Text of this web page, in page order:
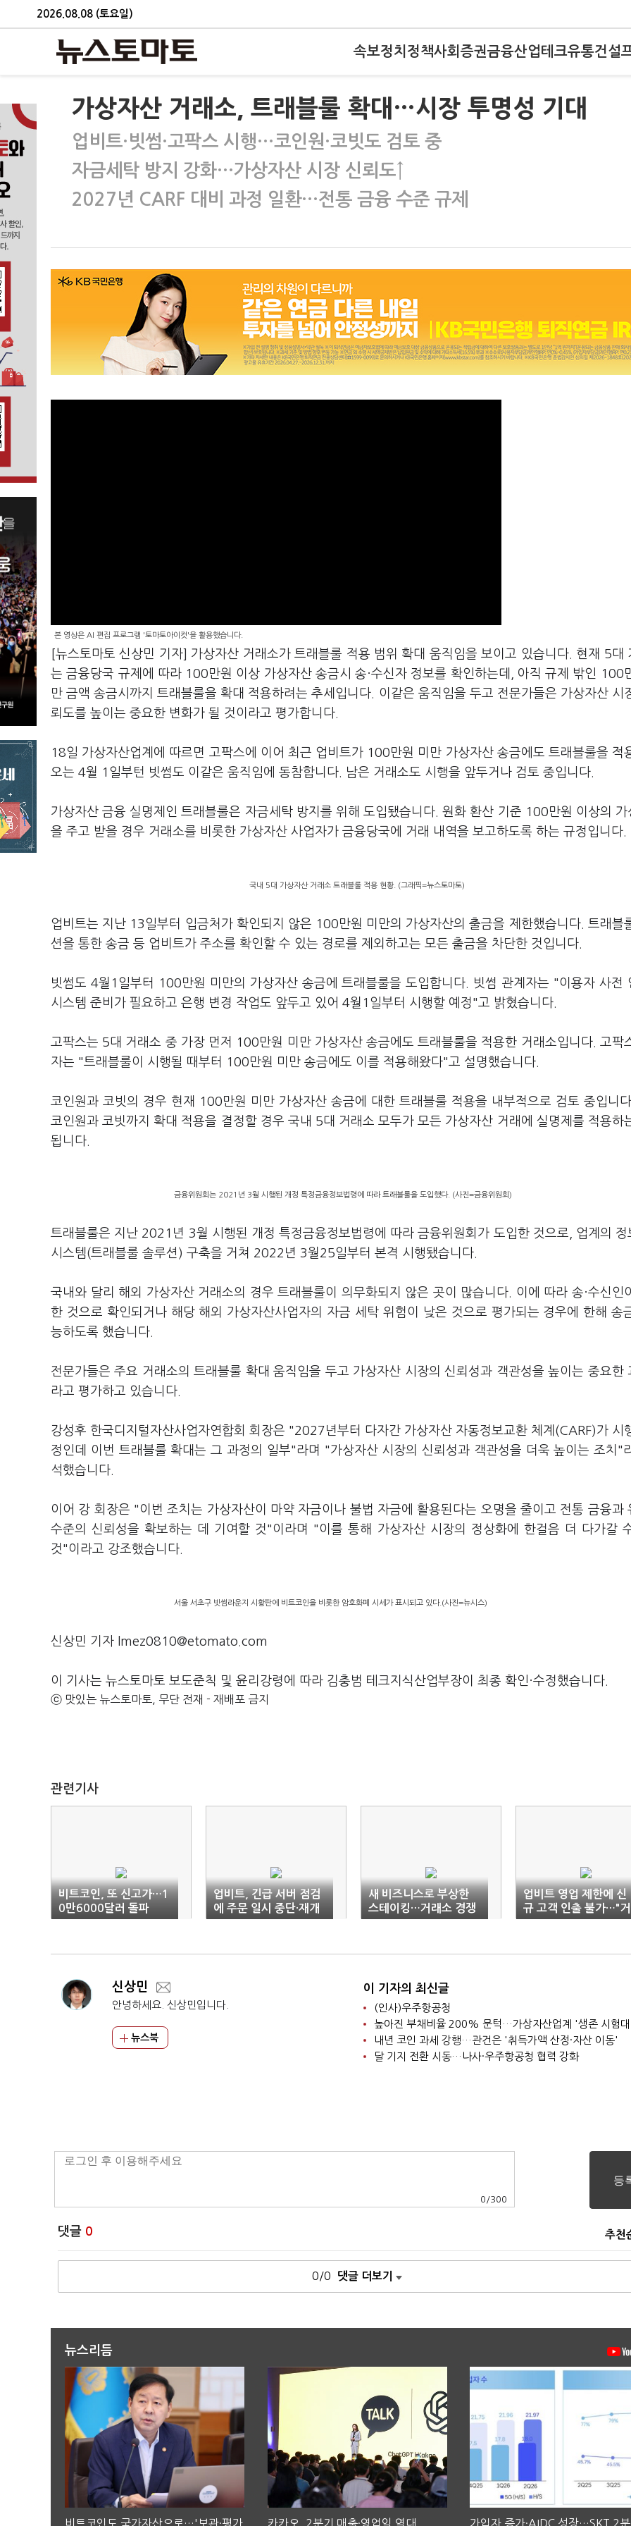
2026.08.08 (토요일)
속보정치 정책사회 증권금융산업테크유통건설
가상자산 거래소, 트래블룰 확대…시장 투명성 기대
업비트·빗썸·고팍스 시행…코인원·코빗도 검토 중
자금세탁 방지 강화…가상자산 시장 신뢰도↑
2027년 CARF 대비 과정 일환…전통 금융 수준 규제
본 영상은 AI 편집 프로그램 '토마토아이컷'을 활용했습니다.
[뉴스토마토 신상민 기자] 가상자산 거래소가 트래블룰 적용 범위 확대 움직임을 보이고 있습니다. 현재 5대
는 금융당국 규제에 따라 100만원 이상 가상자산 송금시 송·수신자 정보를 확인하는데, 아직 규제 밖인 100
만 금액 송금시까지 트래블룰을 확대 적용하려는 추세입니다. 이같은 움직임을 두고 전문가들은 가상자산 시
뢰도를 높이는 중요한 변화가 될 것이라고 평가합니다.
18일 가상자산업계에 따르면 고팍스에 이어 최근 업비트가 100만원 미만 가상자산 송금에도 트래블룰을 적
오는 4월 1일부턴 빗썸도 이같은 움직임에 동참합니다. 남은 거래소도 시행을 앞두거나 검토 중입니다.
가상자산 금융 실명제인 트래블룰은 자금세탁 방지를 위해 도입됐습니다. 원화 환산 기준 100만원 이상의 가
을 주고 받을 경우 거래소를 비롯한 가상자산 사업자가 금융당국에 거래 내역을 보고하도록 하는 규정입니다.
국내 5대 가상자산 거래소 트래블룰 적용 현황. (그래픽=뉴스토마토)
업비트는 지난 13일부터 입금처가 확인되지 않은 100만원 미만의 가상자산의 출금을 제한했습니다. 트래블
션을 통한 송금 등 업비트가 주소를 확인할 수 있는 경로를 제외하고는 모든 출금을 차단한 것입니다.
빗썸도 4월1일부터 100만원 미만의 가상자산 송금에 트래블룰을 도입합니다. 빗썸 관계자는 "이용자 사전
시스템 준비가 필요하고 은행 변경 작업도 앞두고 있어 4월1일부터 시행할 예정"고 밝혔습니다.
고팍스는 5대 거래소 중 가장 먼저 100만원 미만 가상자산 송금에도 트래블룰을 적용한 거래소입니다. 고팍
자는 "트래블룰이 시행될 때부터 100만원 미만 송금에도 이를 적용해왔다"고 설명했습니다.
코인원과 코빗의 경우 현재 100만원 미만 가상자산 송금에 대한 트래블룰 적용을 내부적으로 검토 중입니
코인원과 코빗까지 확대 적용을 결정할 경우 국내 5대 거래소 모두가 모든 가상자산 거래에 실명제를 적용하
됩니다.
금융위원회는 2021년 3월 시행된 개정 특정금융정보법령에 따라 트래블룰을 도입했다. (사진=금융위원회)
트래블룰은 지난 2021년 3월 시행된 개정 특정금융정보법령에 따라 금융위원회가 도입한 것으로, 업계의 정
시스템(트래블룰 솔루션) 구축을 거쳐 2022년 3월25일부터 본격 시행됐습니다.
국내와 달리 해외 가상자산 거래소의 경우 트래블룰이 의무화되지 않은 곳이 많습니다. 이에 따라 송·수신인
한 것으로 확인되거나 해당 해외 가상자산사업자의 자금 세탁 위험이 낮은 것으로 평가되는 경우에 한해 송
능하도록 했습니다.
전문가들은 주요 거래소의 트래블룰 확대 움직임을 두고 가상자산 시장의 신뢰성과 객관성을 높이는 중요한
라고 평가하고 있습니다.
강성후 한국디지털자산사업자연합회 회장은 "2027년부터 다자간 가상자산 자동정보교환 체계(CARF)가 시
정인데 이번 트래블룰 확대는 그 과정의 일부"라며 "가상자산 시장의 신뢰성과 객관성을 더욱 높이는 조치"
석했습니다.
이어 강 회장은 "이번 조치는 가상자산이 마약 자금이나 불법 자금에 활용된다는 오명을 줄이고 전통 금융과
수준의 신뢰성을 확보하는 데 기여할 것"이라며 "이를 통해 가상자산 시장의 정상화에 한걸음 더 다가갈
것"이라고 강조했습니다.
서울 서초구 빗썸라운지 시황판에 비트코인을 비롯한 암호화폐 시세가 표시되고 있다.(사진=뉴시스)
신상민 기자 lmez0810@etomato.com
이 기사는 뉴스토마토 보도준칙 및 윤리강령에 따라 김충범 테크지식산업부장이 최종 확인·수정했습니다.
ⓒ 맛있는 뉴스토마토, 무단 전재 - 재배포 금지
관련기사
비트코인, 또 신고가…1
0만6000달러 돌파
업비트, 긴급 서버 점검
에 주문 일시 중단·재개
새 비즈니스로 부상한
스테이킹…거래소 경쟁
점화
업비트 영업 제한에 신
규 고객 인출 불가…"거
래 중단 아냐"
신상민
안녕하세요. 신상민입니다.
뉴스북
이 기자의 최신글
(인사)우주항공청
높아진 부채비율 200% 문턱…가상자산업계 '생존 시험
내년 코인 과세 강행…관건은 '취득가액 산정·자산 이동'
달 기지 전환 시동…나사·우주항공청 협력 강화
0 /300
댓글 0 추천
0/0 댓글 더보기
뉴스리듬
비트코인도 국가자산으로…'보관·평가 카카오, 2분기 매출·영업익 역대 가입자 증가·AIDC 성장…SKT 2